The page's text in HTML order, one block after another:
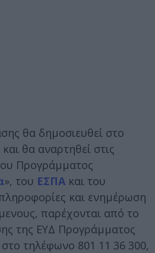
θα δημοσιευθεί στο
και θα αναρτηθεί στις
Προγράμματος
», του ΕΣΠΑ και του
και ενημέρωση
παρέχονται από το
της ΕΥΔ Προγράμματος
στο τηλέφωνο 801 11 36 300,